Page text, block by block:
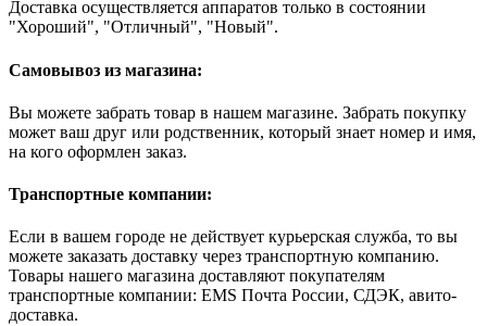
Доставка осуществляется аппаратов только в состоянии
"Хороший", "Отличный", "Новый".
Самовывоз из магазина:
Вы можете забрать товар в нашем магазине. Забрать покупку
может ваш друг или родственник, который знает номер и имя,
на кого оформлен заказ.
Транспортные компании:
Если в вашем городе не действует курьерская служба, то вы
можете заказать доставку через транспортную компанию.
Товары нашего магазина доставляют покупателям
транспортные компании: EMS Почта России, СДЭК, авито-
доставка.